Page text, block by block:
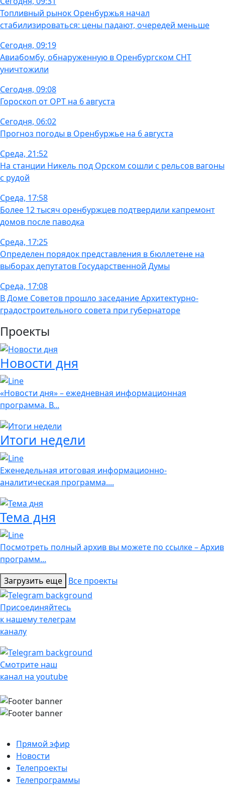
Топливный рынок Оренбуржья начал
стабилизироваться: цены падают, очередей меньше
Сегодня, 09:19
Авиабомбу, обнаруженную в Оренбургском СНТ
уничтожили
Сегодня, 09:08
Гороскоп от ОРТ на 6 августа
Сегодня, 06:02
Прогноз погоды в Оренбуржье на 6 августа
Среда, 21:52
На станции Никель под Орском сошли с рельсов вагоны
с рудой
Среда, 17:58
Более 12 тысяч оренбуржцев подтвердили капремонт
домов после паводка
Среда, 17:25
Определен порядок представления в бюллетене на
выборах депутатов Государственной Думы
Среда, 17:08
В Доме Советов прошло заседание Архитектурно-
градостроительного совета при губернаторе
Проекты
Новости дня
«Новости дня» – ежедневная информационная
программа. В...
Итоги недели
Еженедельная итоговая информационно-
аналитическая программа....
Тема дня
Посмотреть полный архив вы можете по ссылке – Архив
программ...
Загрузить еще Все проекты
Присоединяйтесь
к нашему телеграм
каналу
Смотрите наш
канал на youtube
Прямой эфир
Новости
Телепроекты
Телепрограммы